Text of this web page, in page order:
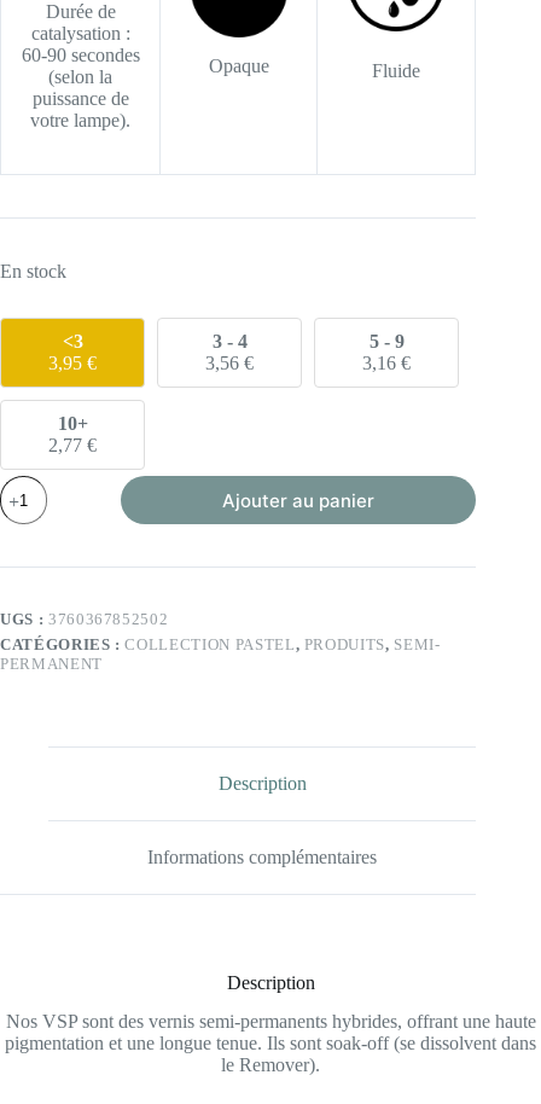
Durée de
catalysation :
60-90 secondes
(selon la
puissance de
votre lampe).
Opaque Fluide
En stock
<3
3,95 €
3 - 4
3,56 €
5 - 9
3,16 €
10+
2,77 €
quantité
de
VSP
Dream
(Collection
Pastel)
Ajouter au panier
UGS : 3760367852502
CATÉGORIES :COLLECTION PASTEL, PRODUITS, SEMI-
PERMANENT
Description
Informations complémentaires
Description
Nos VSP sont des vernis semi-permanents hybrides, offrant une haute
pigmentation et une longue tenue. Ils sont soak-off (se dissolvent dans
le Remover).